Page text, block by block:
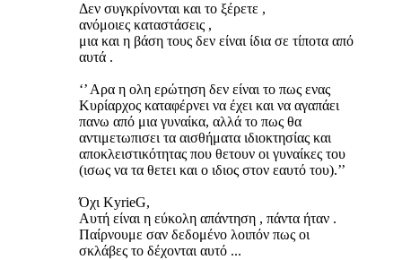
Δεν συγκρίνονται και το ξέρετε ,
ανόμοιες καταστάσεις ,
μια και η βάση τους δεν είναι ίδια σε τίποτα από
αυτά .
‘’ Αρα η ολη ερώτηση δεν είναι το πως ενας
Κυρίαρχος καταφέρνει να έχει και να αγαπάει
πανω από μια γυναίκα, αλλά το πως θα
αντιμετωπισει τα αισθήματα ιδιοκτησίας και
αποκλειστικότητας που θετουν οι γυναίκες του
(ισως να τα θετει και ο ιδιος στον εαυτό του).’’
Όχι KyrieG,
Αυτή είναι η εύκολη απάντηση , πάντα ήταν .
Παίρνουμε σαν δεδομένο λοιπόν πως οι
σκλάβες το δέχονται αυτό ...